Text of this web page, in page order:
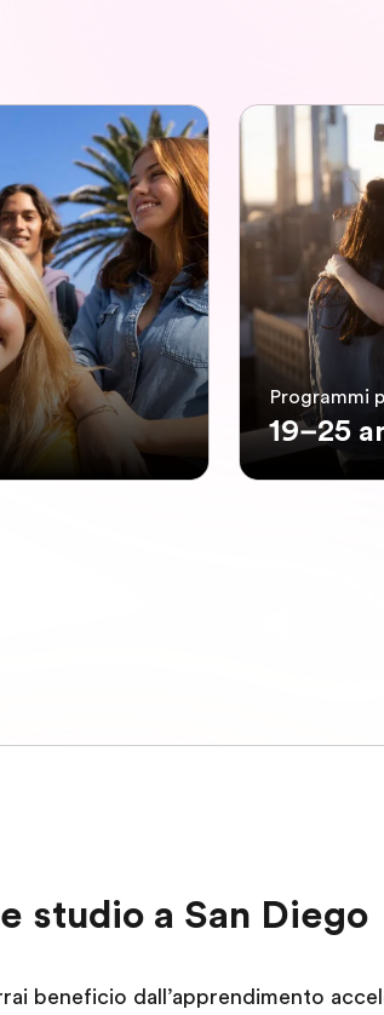
Programmi
19–25
studio a San Diego
beneficio dall’apprendimento